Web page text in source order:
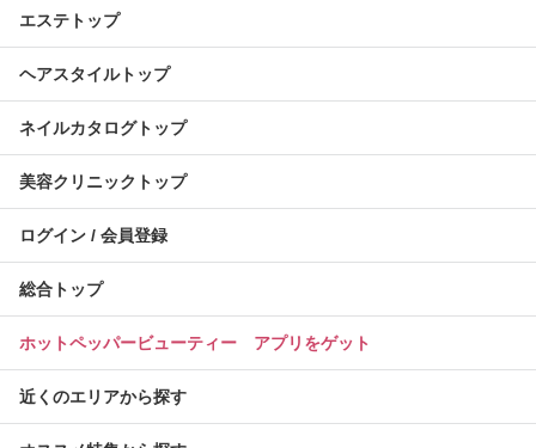
エステトップ
ヘアスタイルトップ
ネイルカタログトップ
美容クリニックトップ
ログイン / 会員登録
総合トップ
ホットペッパービューティー アプリをゲット
近くのエリアから探す